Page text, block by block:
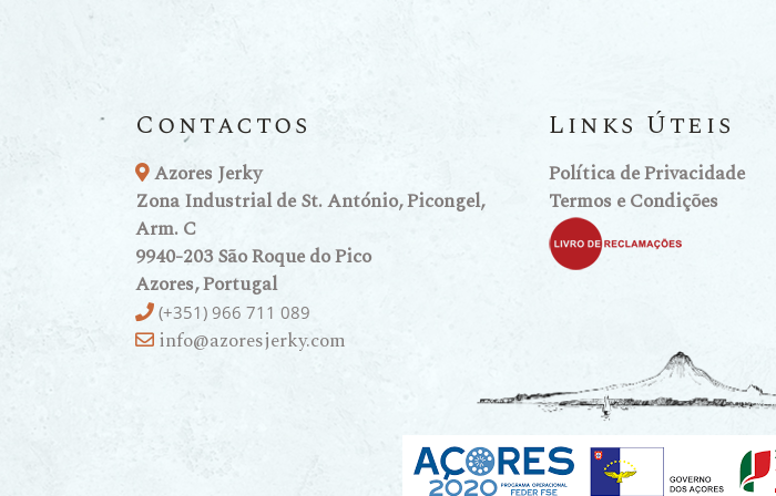
Contactos
Azores Jerky
Zona Industrial de St. António, Picongel,
Arm. C
9940-203 São Roque do Pico
Azores, Portugal
(+351) 966 711 089
info@azoresjerky.com
Links Úteis
Política de Privacidade
Termos e Condições